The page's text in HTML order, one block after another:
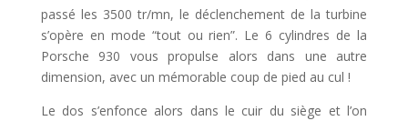
passé les 3500 tr/mn, le déclenchement de la turbine
s’opère en mode “tout ou rien”. Le 6 cylindres de la
Porsche 930 vous propulse alors dans une autre
dimension, avec un mémorable coup de pied au cul !
Le dos s’enfonce alors dans le cuir du siège et l’on